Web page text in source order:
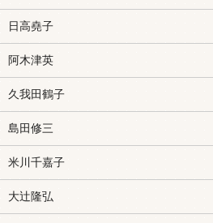
日高堯子
阿木津英
久我田鶴子
島田修三
米川千嘉子
大辻隆弘